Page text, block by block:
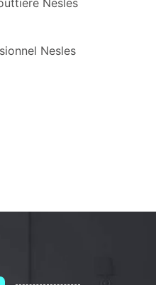
Nesles
Nesles